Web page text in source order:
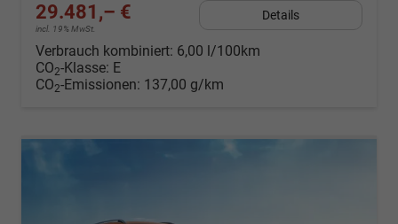
29.481,– €
incl. 19% MwSt.
Details
Verbrauch kombiniert: 6,00 l/100km
CO2-Klasse: E
CO2-Emissionen: 137,00 g/km